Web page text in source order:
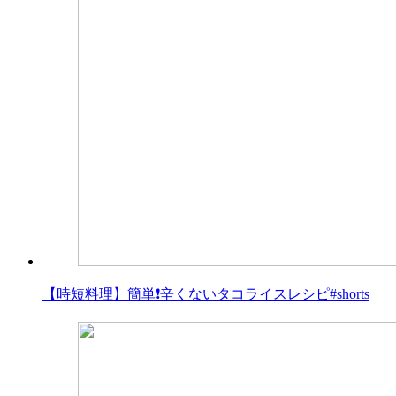
【時短料理】簡単❗辛くないタコライスレシピ#shorts